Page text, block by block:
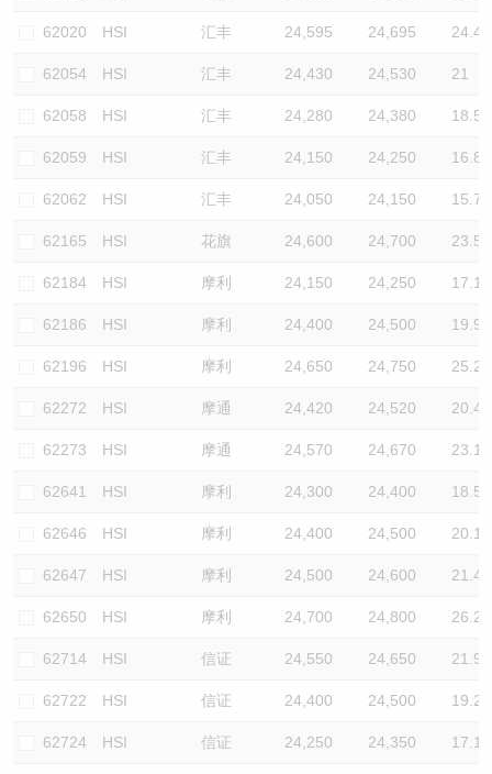
62020 HSI 汇丰 24,595 24,695 24.4
62054 HSI 汇丰 24,430 24,530 21
62058 HSI 汇丰 24,280 24,380 18.5
62059 HSI 汇丰 24,150 24,250 16.8
62062 HSI 汇丰 24,050 24,150 15.7
62165 HSI 花旗 24,600 24,700 23.5
62184 HSI 摩利 24,150 24,250 17.1
62186 HSI 摩利 24,400 24,500 19.9
62196 HSI 摩利 24,650 24,750 25.2
62272 HSI 摩通 24,420 24,520 20.4
62273 HSI 摩通 24,570 24,670 23.1
62641 HSI 摩利 24,300 24,400 18.5
62646 HSI 摩利 24,400 24,500 20.1
62647 HSI 摩利 24,500 24,600 21.4
62650 HSI 摩利 24,700 24,800 26.2
62714 HSI 信证 24,550 24,650 21.9
62722 HSI 信证 24,400 24,500 19.2
62724 HSI 信证 24,250 24,350 17.1